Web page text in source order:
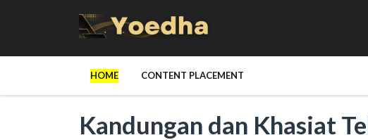
HOME CONTENT PLACEMENT
Kandungan dan Khasiat